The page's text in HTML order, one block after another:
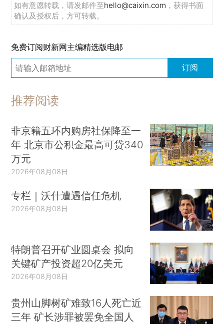
如有意愿转载，请发邮件至hello@caixin.com ，获得书面
确认及授权后，方可转载。
免费订阅财新网主编精选版电邮
订阅
推荐阅读
非京籍五环内购房社保降至一
年 北京市公积金最高可贷340
万元
2026年08月08日
专栏｜沃什遭遇信任危机
2026年08月08日
特朗普召开矿业圆桌会 拟向
关键矿产投资超20亿美元
2026年08月08日
贵州山脚树矿难致16人死亡近
三年 矿长涉罪被罢免全国人